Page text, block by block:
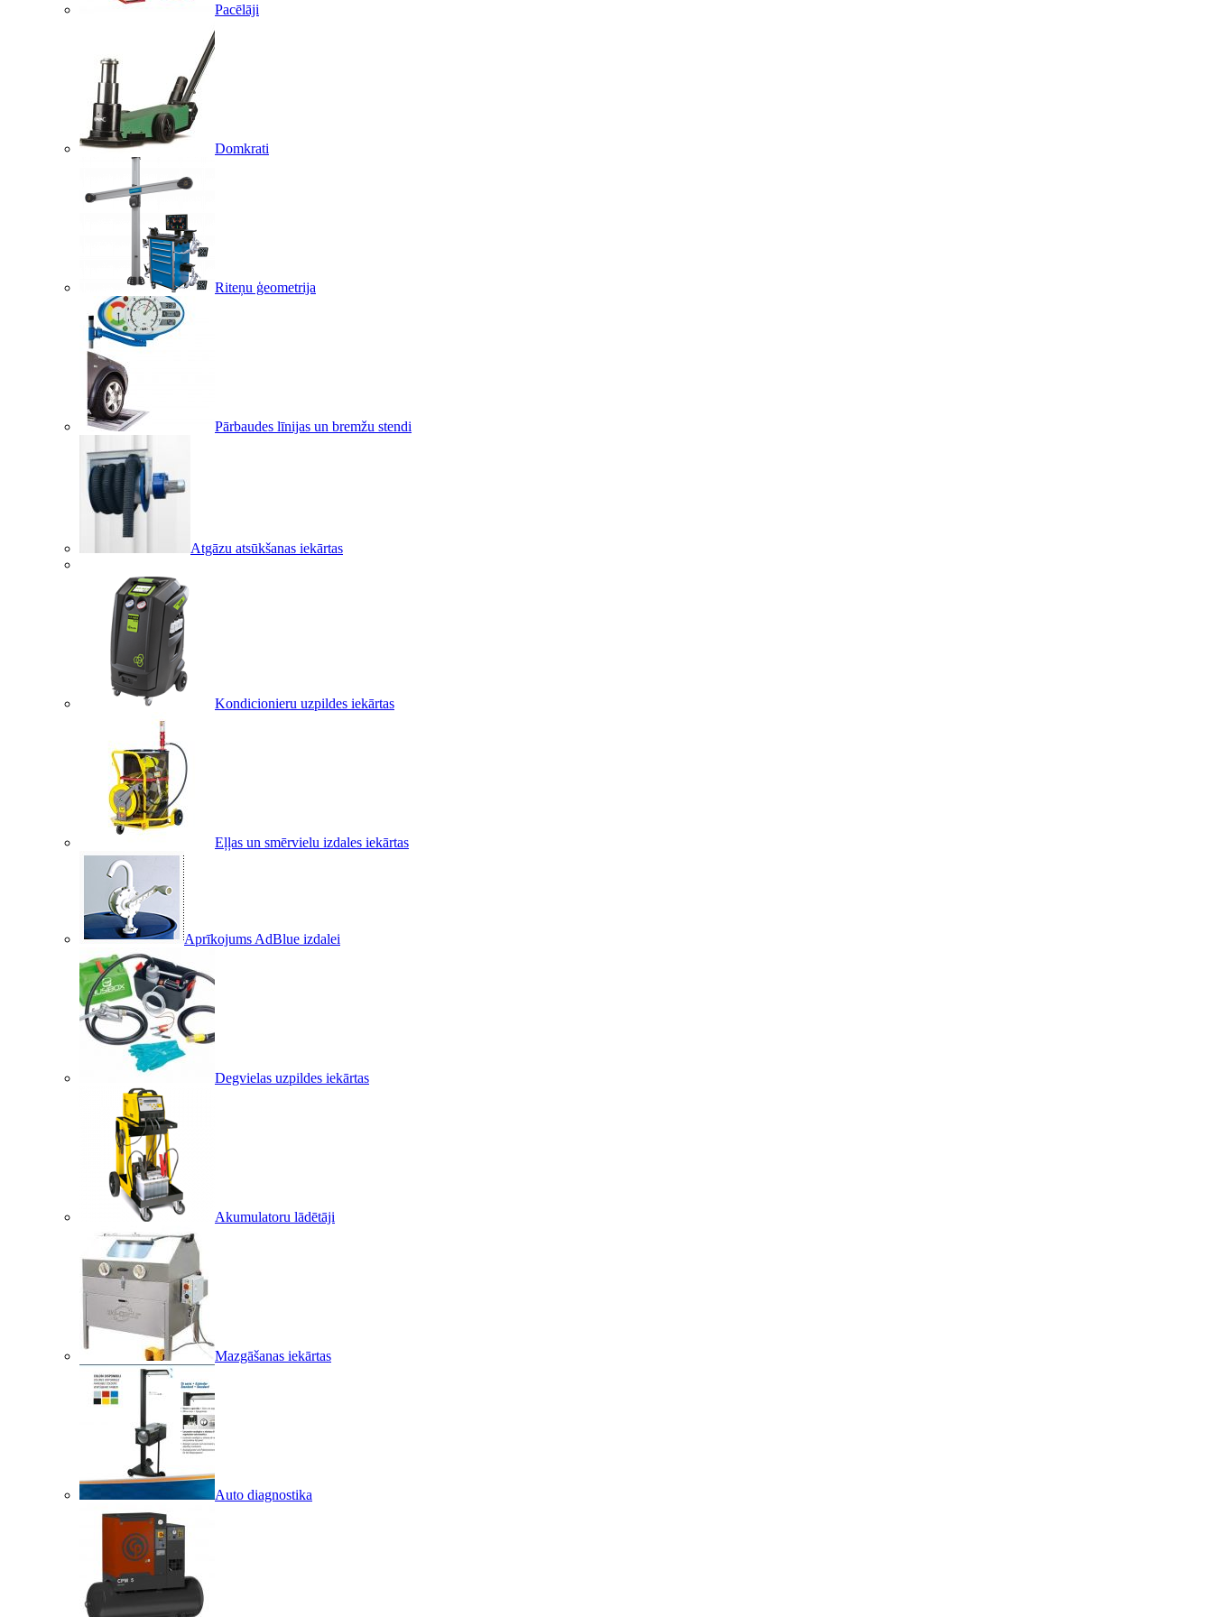
Pacēlāji
Domkrati
Riteņu ģeometrija
Pārbaudes līnijas un bremžu stendi
Atgāzu atsūkšanas iekārtas
Kondicionieru uzpildes iekārtas
Eļļas un smērvielu izdales iekārtas
Aprīkojums AdBlue izdalei
Degvielas uzpildes iekārtas
Akumulatoru lādētāji
Mazgāšanas iekārtas
Auto diagnostika